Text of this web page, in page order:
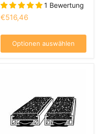
1 Bewertung
€516,46
Optionen auswählen